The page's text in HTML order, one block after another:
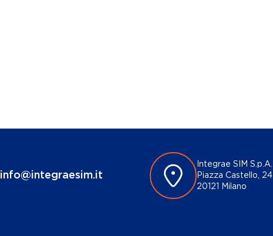
info@integraesim.it
Integrae SIM S.p.A.
Piazza Castello, 24
20121 Milano